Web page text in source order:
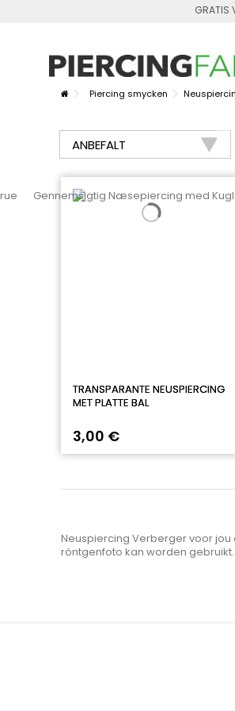
GRATIS
Piercing smycken
TRANSPARANTE NEUSPIERCING
MET PLATTE BAL
3,00 €
Neuspiercing Verberger voor
röntgenfoto kan worden gebruikt.